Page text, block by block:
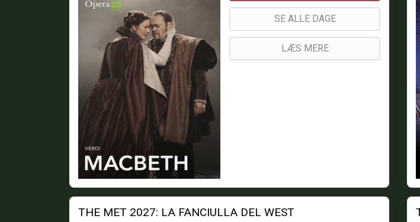
SE ALLE DAGE
LÆS MERE
THE MET 2027: LA FANCIULLA DEL WEST